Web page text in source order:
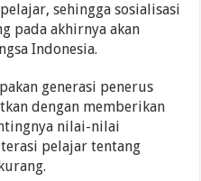
sehingga sosialisasi
pada akhirnya akan
Indonesia.
generasi penerus
dengan memberikan
nilai-nilai
pelajar tentang